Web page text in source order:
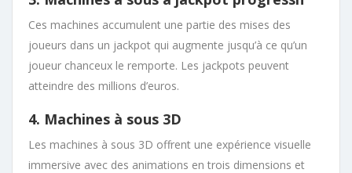
Ces machines accumulent une partie des mises des
joueurs dans un jackpot qui augmente jusqu’à ce qu’un
joueur chanceux le remporte. Les jackpots peuvent
atteindre des millions d’euros.
4. Machines à sous 3D
Les machines à sous 3D offrent une expérience visuelle
immersive avec des animations en trois dimensions et